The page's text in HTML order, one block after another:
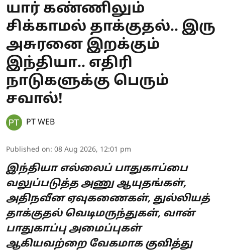
யார் கண்ணிலும்
சிக்காமல் தாக்குதல்.. இரு
அசுரனை இறக்கும்
இந்தியா.. எதிரி
நாடுகளுக்கு பெரும்
சவால்!
PT WEB
Published on: 08 Aug 2026, 12:01 pm
இந்தியா எல்லைப் பாதுகாப்பை
வலுப்படுத்த அணு ஆயுதங்கள்,
அதிநவீன ஏவுகணைகள், துல்லியத்
தாக்குதல் வெடிமருந்துகள், வான்
பாதுகாப்பு அமைப்புகள்
ஆகியவற்றை வேகமாக குவித்து